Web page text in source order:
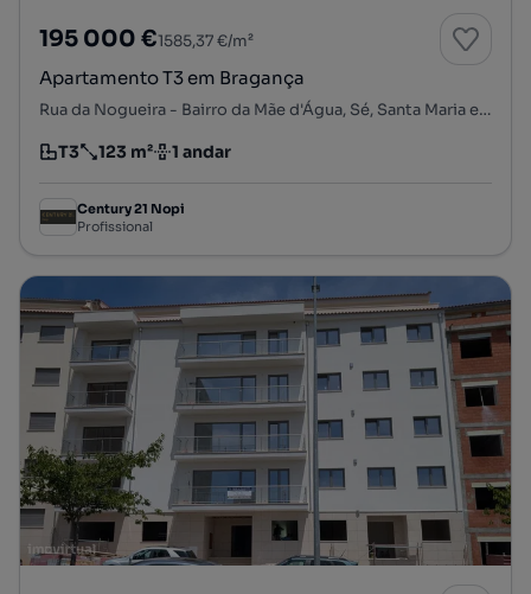
195 000 €1585,37 €/m²
Apartamento T3 em Bragança
Rua da Nogueira - Bairro da Mãe d'Água, Sé, Santa Maria e Meixedo, Bragança, Bragança
Tipologia
T3
Preço por metro quadrado
123 m²
Andar 1 andar
Century 21 Nopi
Profissional